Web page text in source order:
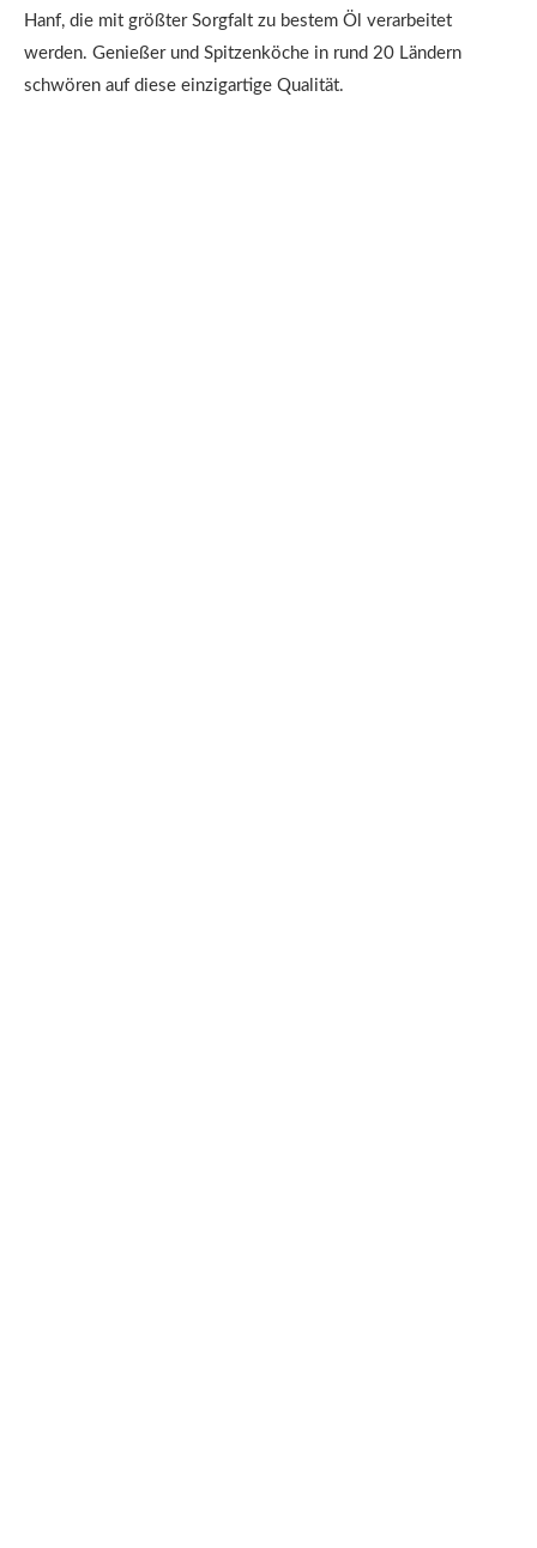
Hanf, die mit größter Sorgfalt zu bestem Öl verarbeitet
werden. Genießer und Spitzenköche in rund 20 Ländern
schwören auf diese einzigartige Qualität.